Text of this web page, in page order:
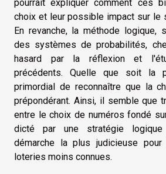
pourrait expliquer comment ces
choix et leur possible impact sur le
En revanche, la méthode logique,
des systèmes de probabilités,
hasard par la réflexion et
précédents. Quelle que soit la
primordial de reconnaître que la
prépondérant. Ainsi, il semble que
entre le choix de numéros fondé
dicté par une stratégie
démarche la plus judicieuse
loteries moins connues.